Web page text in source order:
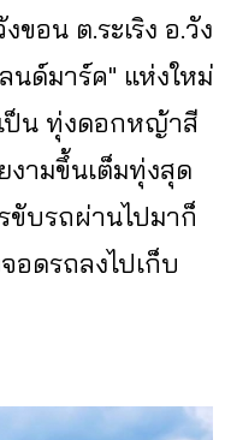
ขอน ต.ระเริง อ.วัง
นด์มาร์ค" แห่งใหม่
ป็น ทุ่งดอกหญ้าสี
ามขึ้นเต็มทุ่งสุด
ขับรถผ่านไปมาก็
อดรถลงไปเก็บ